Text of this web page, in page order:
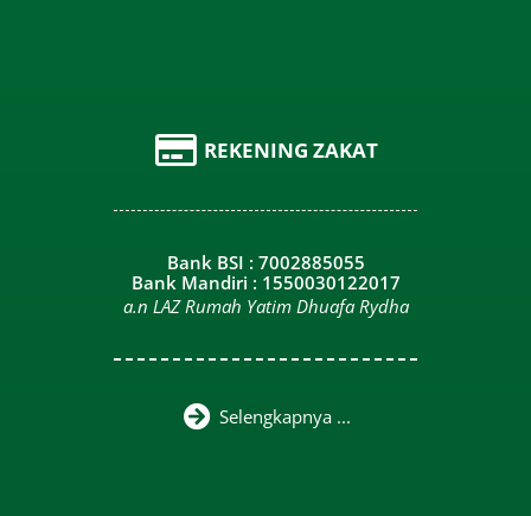
REKENING ZAKAT
Bank BSI : 7002885055
Bank Mandiri : 1550030122017
a.n LAZ Rumah Yatim Dhuafa Rydha
Selengkapnya ...